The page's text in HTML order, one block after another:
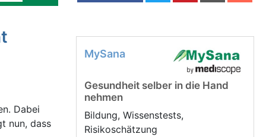
Dabei
nun, dass
MySana
Gesundheit selber in die Hand
nehmen
Bildung, Wissenstests,
Risikoschätzung